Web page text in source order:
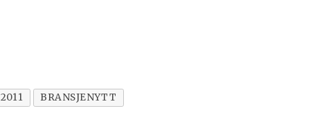
2011 BRANSJENYTT